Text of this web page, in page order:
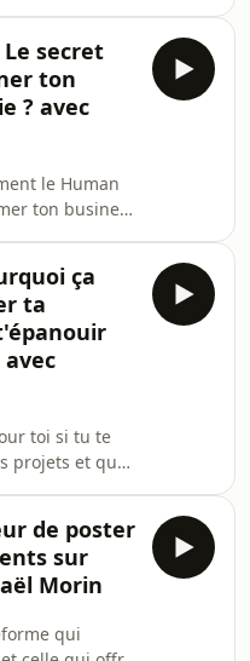
testé,
7 tendances
qui vont
méfiance des
et en quoi
la donne
secret
ton
? avec
le Human
ton business
d'Ambition
notaire
Human
Elle
outil puissant
ça
ta
toi si tu te
projets et que
pourquoi tu
tes envies,
t'épanouir
de poster
sur
Morin
qui